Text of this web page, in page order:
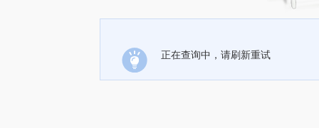
正在查询中，请刷新重试